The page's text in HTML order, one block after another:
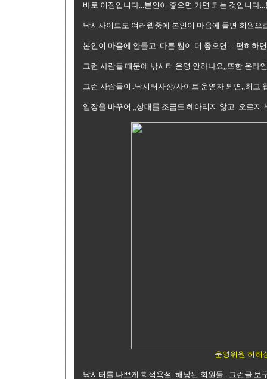
바로 이점입니다...본인이 좋으면 가면 되는 것입니다
낚시사이트도 여러웹중에 본인이 마음에 들면 회원
본인이 마음에 안들고..다른 웹이 더 좋으면.....편히하
그런 사람들 때문에 낚시터 운영 안하나요,,또한 온라
그런 사람들이..낚시터사장/사이트 운영자 되면,,최고
입장을 바꾸어 ,,상대를 조금도 헤아리지 않고..오로
운영위원 허허
낚시터를 나쁘게 희석욕설 해당된 회원들.. 그런글